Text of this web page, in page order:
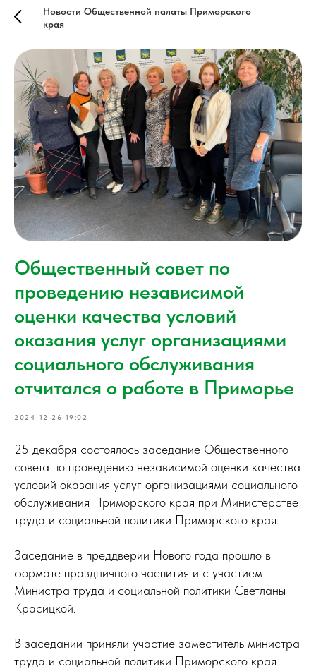
Новости Общественной палаты Приморского
края
Общественный совет по
проведению независимой
оценки качества условий
оказания услуг организациями
социального обслуживания
отчитался о работе в Приморье
2024-12-26 19:02
25 декабря состоялось заседание Общественного
совета по проведению независимой оценки качества
условий оказания услуг организациями социального
обслуживания Приморского края при Министерстве
труда и социальной политики Приморского края.
Заседание в преддверии Нового года прошло в
формате праздничного чаепития и с участием
Министра труда и социальной политики Светланы
Красицкой.
В заседании приняли участие заместитель министра
труда и социальной политики Приморского края